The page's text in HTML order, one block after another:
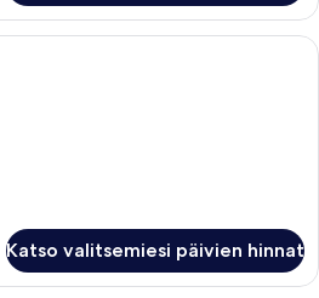
Untuvapeitot, minibaari, tallelokero
Katso valitsemiesi päivien hinnat